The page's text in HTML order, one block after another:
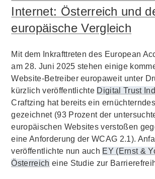
Internet: Österreich und
europäische Vergleich
Mit dem Inkrafttreten des European
am 28. Juni 2025 stehen einige
Website-Betreiber europaweit unter
kürzlich veröffentlichte Digital Trust
Craftzing hat bereits ein
gezeichnet (93 Prozent der
europäischen Websites verstoßen
eine Anforderung der WCAG 2.1).
veröffentlichte nun auch EY (Ernst &
Österreich eine Studie zur